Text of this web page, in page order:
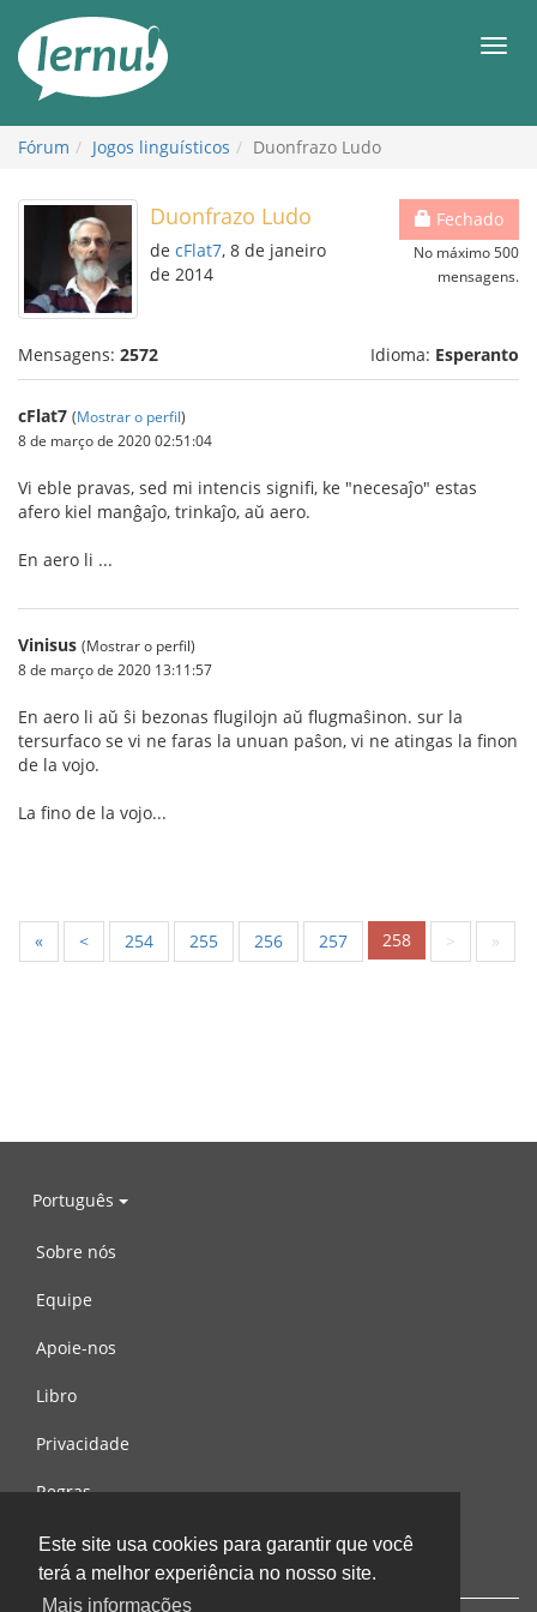
Este site usa cookies para garantir que você
terá a melhor experiência no nosso site.
Mais informações
conteúdo
Fórum Jogos linguísticos Duonfrazo Ludo
Fechado
No máximo 500
mensagens.
Duonfrazo Ludo
de cFlat7, 8 de janeiro
de 2014
Mensagens: 2572 Idioma: Esperanto
cFlat7 (Mostrar o perfil)
8 de março de 2020 02:51:04
Vi eble pravas, sed mi intencis signifi, ke "necesaĵo" estas
afero kiel manĝaĵo, trinkaĵo, aŭ aero.
En aero li ...
Vinisus (Mostrar o perfil)
8 de março de 2020 13:11:57
En aero li aŭ ŝi bezonas flugilojn aŭ flugmaŝinon. sur la
tersurfaco se vi ne faras la unuan paŝon, vi ne atingas la finon
de la vojo.
La fino de la vojo...
« < 254 255 256 257 258 > »
Português
Sobre nós
Equipe
Apoie-nos
Libro
Privacidade
Regras
Contacte-nos